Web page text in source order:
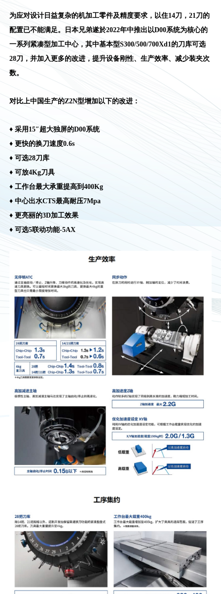
为应对设计日益复杂的机加工零件及精度要求，以住14刀，21刀的
配置已不能满足。日本兄弟遂於2022年中推出以D00系统为核心的
一系列紧凑型加工中心，其中基本型S300/500/700Xd1的刀库可选
28刀，并加入更多的改进，提升设备刚性、生产效率、减少装夹次
数。
对比上中国生产的Z2N型增加以下的改进：
♦ 采用15″超大独屏的D00系统
♦ 更快的换刀速度0.6s
♦ 可选28刀库
♦ 可放4Kg刀具
♦ 工作台最大承重提高到400Kg
♦ 中心出水CTS最高耐压7Mpa
♦ 更亮丽的3D加工效果
♦ 可选5联动功能-5AX